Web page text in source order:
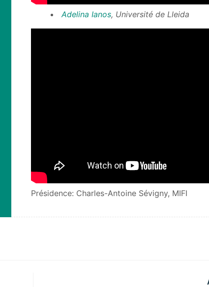
Adelina Ianos, Université de Lleida
Présidence: Charles-Antoine Sévigny, MIFI